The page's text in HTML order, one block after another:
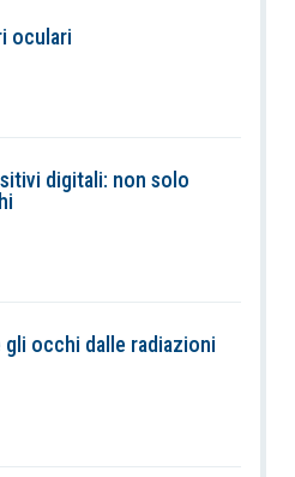
oculari
digitali: non solo
occhi dalle radiazioni